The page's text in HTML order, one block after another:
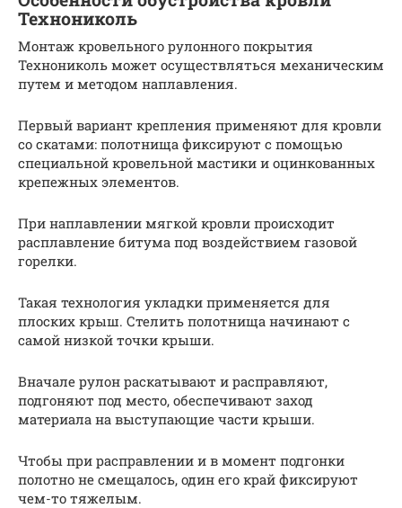
Технониколь
Монтаж кровельного рулонного покрытия
Технониколь может осуществляться механическим
путем и методом наплавления.
Первый вариант крепления применяют для кровли
со скатами: полотнища фиксируют с помощью
специальной кровельной мастики и оцинкованных
крепежных элементов.
При наплавлении мягкой кровли происходит
расплавление битума под воздействием газовой
горелки.
Такая технология укладки применяется для
плоских крыш. Стелить полотнища начинают с
самой низкой точки крыши.
Вначале рулон раскатывают и расправляют,
подгоняют под место, обеспечивают заход
материала на выступающие части крыши.
Чтобы при расправлении и в момент подгонки
полотно не смещалось, один его край фиксируют
чем-то тяжелым.